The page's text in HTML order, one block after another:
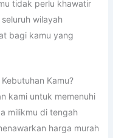
tidak perlu khawatir
wilayah
bagi kamu yang
Kamu?
kami untuk memenuhi
milikmu di tengah
harga murah